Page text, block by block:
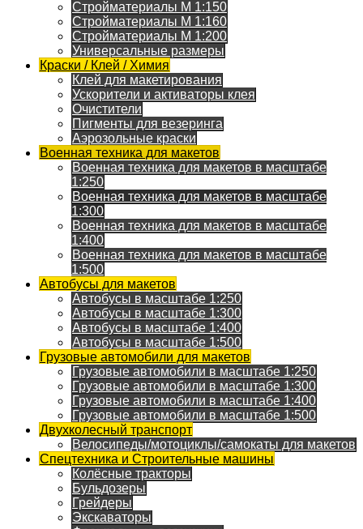
Стройматериалы M 1:150
Стройматериалы M 1:160
Стройматериалы M 1:200
Универсальные размеры
Краски / Клей / Химия
Клей для макетирования
Ускорители и активаторы клея
Очистители
Пигменты для везеринга
Аэрозольные краски
Военная техника для макетов
Военная техника для макетов в масштабе
1:250
Военная техника для макетов в масштабе
1:300
Военная техника для макетов в масштабе
1:400
Военная техника для макетов в масштабе
1:500
Автобусы для макетов
Автобусы в масштабе 1:250
Автобусы в масштабе 1:300
Автобусы в масштабе 1:400
Автобусы в масштабе 1:500
Грузовые автомобили для макетов
Грузовые автомобили в масштабе 1:250
Грузовые автомобили в масштабе 1:300
Грузовые автомобили в масштабе 1:400
Грузовые автомобили в масштабе 1:500
Двухколесный транспорт
Велосипеды/мотоциклы/самокаты для макетов
Спецтехника и Строительные машины
Колёсные тракторы
Бульдозеры
Грейдеры
Экскаваторы